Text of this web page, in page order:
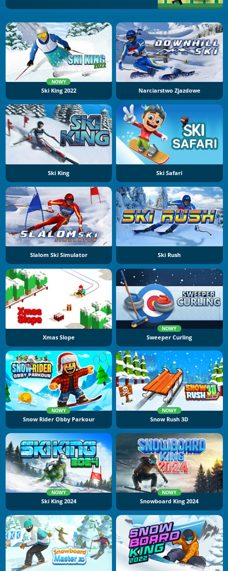
NOWY
Ski King 2022 Narciarstwo Zjazdowe
Ski King Ski Safari
Slalom Ski Simulator Ski Rush
Xmas Slope
NOWY
Sweeper Curling
NOWY
Snow Rider Obby Parkour
NOWY
Snow Rush 3D
NOWY
Ski King 2024
NOWY
Snowboard King 2024